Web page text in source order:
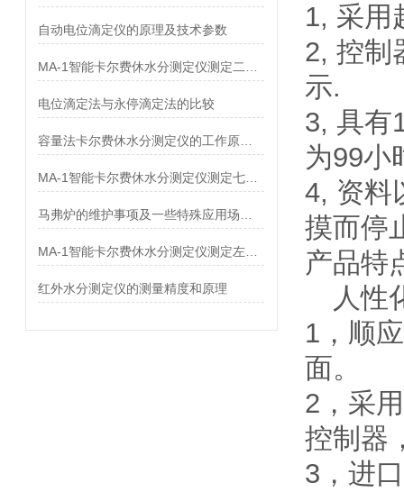
自动电位滴定仪的原理及技术参数
电位滴定法与永停滴定法的比较
红外水分测定仪的测量精度和原理
1, 采用
2, 控制
示.
3, 具有
为99小
4, 资料
摸而停
产品特
人性
1，顺
面。
2，采
控制器
3，进